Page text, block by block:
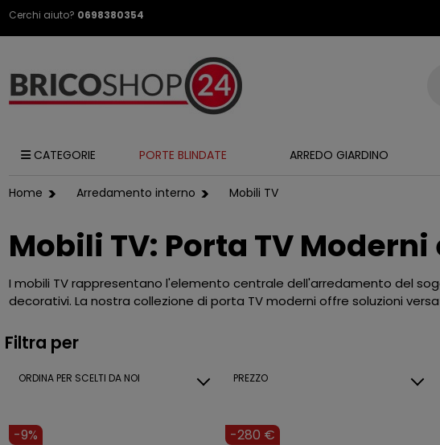
Cerchi aiuto? 0698380354
CATEGORIE PORTE BLINDATE ARREDO GIARDINO
Home Arredamento interno Mobili TV
Mobili TV: Porta TV
I mobili TV rappresentano l'elemento centrale dell'arredamento del
decorativi. La nostra collezione di porta TV moderni offre soluzioni
Filtra per
ORDINA PER SCELTI DA NOI PREZZO
-9% -280 €